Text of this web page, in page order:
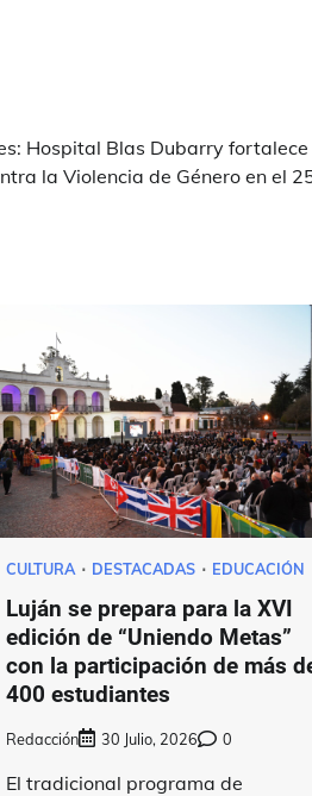
Hospital Blas Dubarry
la Violencia de Género en el
CULTURA DESTACADAS EDUCACIÓN
Luján se prepara para la XVI
edición de “Uniendo Metas”
con la participación de más
400 estudiantes
Redacción 30 Julio, 2026 0
El tradicional programa de